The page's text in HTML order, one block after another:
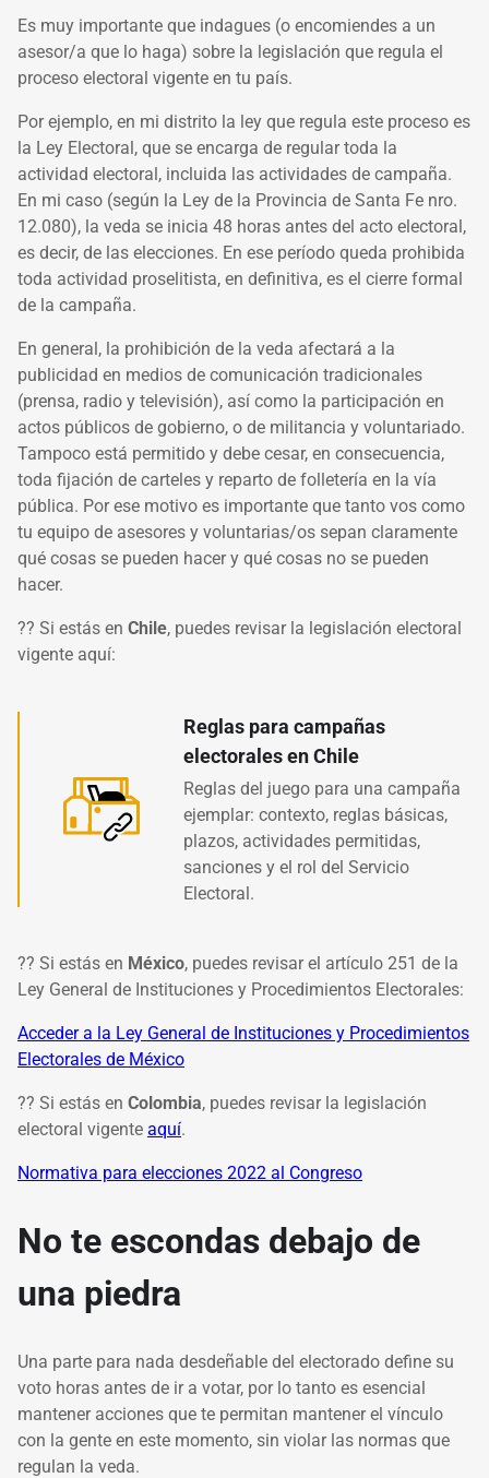
Es muy importante que indagues (o encomiendes a un
asesor/a que lo haga) sobre la legislación que regula el
proceso electoral vigente en tu país.
Por ejemplo, en mi distrito la ley que regula este proceso es
la Ley Electoral, que se encarga de regular toda la
actividad electoral, incluida las actividades de campaña.
En mi caso (según la Ley de la Provincia de Santa Fe nro.
12.080), la veda se inicia 48 horas antes del acto electoral,
es decir, de las elecciones. En ese período queda prohibida
toda actividad proselitista, en definitiva, es el cierre formal
de la campaña.
En general, la prohibición de la veda afectará a la
publicidad en medios de comunicación tradicionales
(prensa, radio y televisión), así como la participación en
actos públicos de gobierno, o de militancia y voluntariado.
Tampoco está permitido y debe cesar, en consecuencia,
toda fijación de carteles y reparto de folletería en la vía
pública. Por ese motivo es importante que tanto vos como
tu equipo de asesores y voluntarias/os sepan claramente
qué cosas se pueden hacer y qué cosas no se pueden
hacer.
?? Si estás en Chile, puedes revisar la legislación electoral
vigente aquí:
Reglas para campañas
electorales en Chile
Reglas del juego para una campaña
ejemplar: contexto, reglas básicas,
plazos, actividades permitidas,
sanciones y el rol del Servicio
Electoral.
?? Si estás en México, puedes revisar el artículo 251 de la
Ley General de Instituciones y Procedimientos Electorales:
Acceder a la Ley General de Instituciones y Procedimientos
Electorales de México
?? Si estás en Colombia, puedes revisar la legislación
electoral vigente aquí.
Normativa para elecciones 2022 al Congreso
No te escondas debajo de
una piedra
Una parte para nada desdeñable del electorado define su
voto horas antes de ir a votar, por lo tanto es esencial
mantener acciones que te permitan mantener el vínculo
con la gente en este momento, sin violar las normas que
regulan la veda.